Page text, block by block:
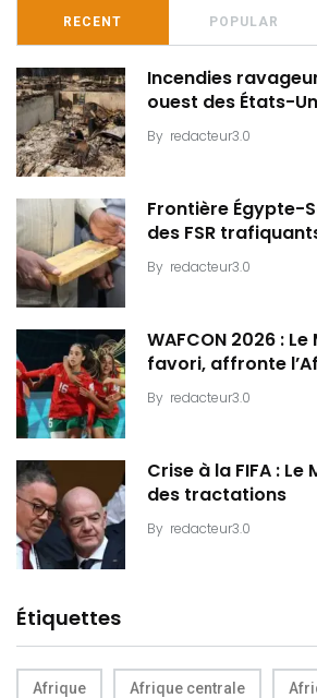
RECENT POPULAR
Incendies
ouest des États-
By redacteur3.0
Frontière Égypte-
des FSR
By redacteur3.0
WAFCON 2026 :
favori, affronte
By redacteur3.0
Crise à la FIFA :
des tractations
By redacteur3.0
Étiquettes
Afrique Afrique centrale